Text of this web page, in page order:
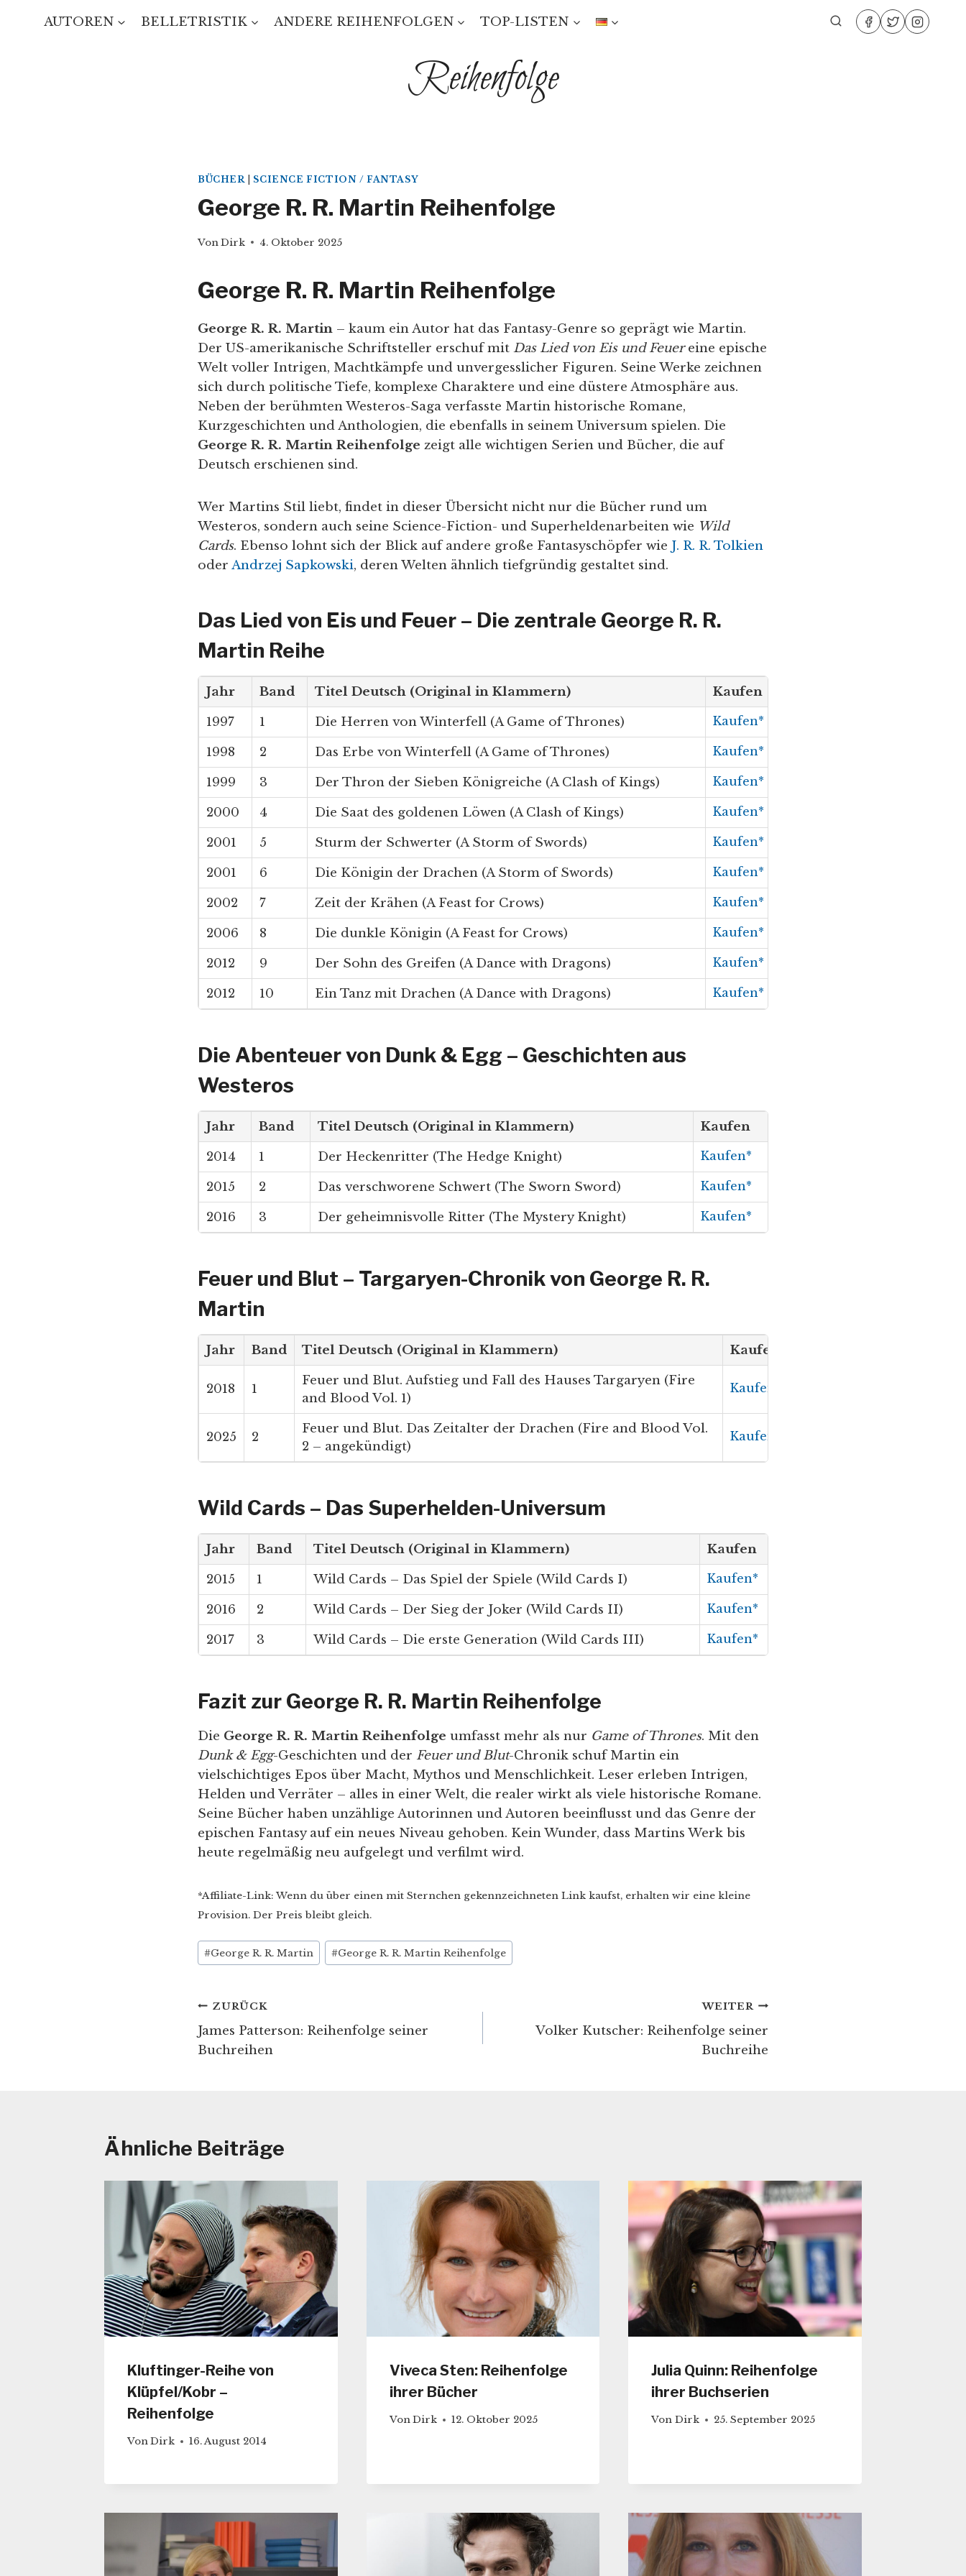
AUTOREN BELLETRISTIK ANDERE REIHENFOLGEN TOP-LISTEN
Reihenfolge
BÜCHER| SCIENCE FICTION / FANTASY
George R. R. Martin Reihenfolge
VonDirk 4. Oktober 2025
George R. R. Martin Reihenfolge
George R. R. Martin – kaum ein Autor hat das Fantasy-Genre so geprägt wie Martin.
Der US-amerikanische Schriftsteller erschuf mit Das Lied von Eis und Feuereine epische
Welt voller Intrigen, Machtkämpfe und unvergesslicher Figuren. Seine Werke zeichnen
sich durch politische Tiefe, komplexe Charaktere und eine düstere Atmosphäre aus.
Neben der berühmten Westeros-Saga verfasste Martin historische Romane,
Kurzgeschichten und Anthologien, die ebenfalls in seinem Universum spielen. Die
George R. R. Martin Reihenfolge zeigt alle wichtigen Serien und Bücher, die auf
Deutsch erschienen sind.
Wer Martins Stil liebt, findet in dieser Übersicht nicht nur die Bücher rund um
Westeros, sondern auch seine Science-Fiction- und Superheldenarbeiten wie Wild
Cards. Ebenso lohnt sich der Blick auf andere große Fantasyschöpfer wie J. R. R. Tolkien
oder Andrzej Sapkowski, deren Welten ähnlich tiefgründig gestaltet sind.
Das Lied von Eis und Feuer – Die zentrale George R. R.
Martin Reihe
Jahr Band Titel Deutsch (Original in Klammern)
Kaufen
1997
1 Die Herren von Winterfell (A Game of Thrones) Kaufen*
1998 2 Das Erbe von Winterfell (A Game of Thrones) Kaufen*
1999 3 Der Thron der Sieben Königreiche (A Clash of Kings) Kaufen*
2000 4 Die Saat des goldenen Löwen (A Clash of Kings) Kaufen*
2001 5 Sturm der Schwerter (A Storm of Swords) Kaufen*
2001 6 Die Königin der Drachen (A Storm of Swords) Kaufen*
2002 7 Zeit der Krähen (A Feast for Crows) Kaufen*
2006 8 Die dunkle Königin (A Feast for Crows) Kaufen*
2012 9 Der Sohn des Greifen (A Dance with Dragons) Kaufen*
2012 10 Ein Tanz mit Drachen (A Dance with Dragons) Kaufen*
Die Abenteuer von Dunk & Egg – Geschichten aus
Westeros
Jahr Band Titel Deutsch (Original in Klammern)
Kaufen
2014
1 Der Heckenritter (The Hedge Knight) Kaufen*
2015 2 Das verschworene Schwert (The Sworn Sword) Kaufen*
2016 3 Der geheimnisvolle Ritter (The Mystery Knight) Kaufen*
Feuer und Blut – Targaryen-Chronik von George R. R.
Martin
Jahr Band Titel Deutsch (Original in Klammern) Kaufen
2018 1
Feuer und Blut. Aufstieg und Fall des Hauses Targaryen (Fire
and Blood Vol. 1)
Kaufen*
2025 2
Feuer und Blut. Das Zeitalter der Drachen (Fire and Blood Vol.
2 – angekündigt)
Kaufen*
Wild Cards – Das Superhelden-Universum
Jahr Band Titel Deutsch (Original in Klammern)
Kaufen
2015
1 Wild Cards – Das Spiel der Spiele (Wild Cards I) Kaufen*
2016 2 Wild Cards – Der Sieg der Joker (Wild Cards II) Kaufen*
2017 3 Wild Cards – Die erste Generation (Wild Cards III) Kaufen*
Fazit zur George R. R. Martin Reihenfolge
Die George R. R. Martin Reihenfolge umfasst mehr als nur Game of Thrones. Mit den
Dunk & Egg-Geschichten und der Feuer und Blut-Chronik schuf Martin ein
vielschichtiges Epos über Macht, Mythos und Menschlichkeit. Leser erleben Intrigen,
Helden und Verräter – alles in einer Welt, die realer wirkt als viele historische Romane.
Seine Bücher haben unzählige Autorinnen und Autoren beeinflusst und das Genre der
epischen Fantasy auf ein neues Niveau gehoben. Kein Wunder, dass Martins Werk bis
heute regelmäßig neu aufgelegt und verfilmt wird.
*Affiliate-Link: Wenn du über einen mit Sternchen gekennzeichneten Link kaufst, erhalten wir eine kleine
Provision. Der Preis bleibt gleich.
Schlagworte:
#George R. R. Martin #George R. R. Martin Reihenfolge
Beitragsnavigation
ZURÜCK
James Patterson: Reihenfolge seiner
Buchreihen
WEITER
Volker Kutscher: Reihenfolge seiner
Buchreihe
Ähnliche Beiträge
Kluftinger-Reihe von
Klüpfel/Kobr –
Reihenfolge
VonDirk 16. August 2014
Viveca Sten: Reihenfolge
ihrer Bücher
VonDirk 12. Oktober 2025
Julia Quinn: Reihenfolge
ihrer Buchserien
Von Dirk 25. September 2025